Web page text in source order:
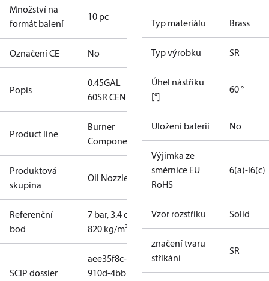
Množství na
formát balení
10 pc
Označení CE No
Popis
0.45GAL
60SR CEN
Product line
Burner
Components
Produktová
skupina
Oil Nozzles
Referenční
bod
7 bar, 3.4 cSt,
820 kg/m³
SCIP dossier
aee35f8c-
910d-4bb2-
Typ materiálu Brass
Typ výrobku SR
Úhel nástřiku
[°]
60 °
Uložení baterií No
Výjimka ze
směrnice EU
RoHS
6(a)-I6(c)
Vzor rozstřiku Solid
značení tvaru
stříkání
SR